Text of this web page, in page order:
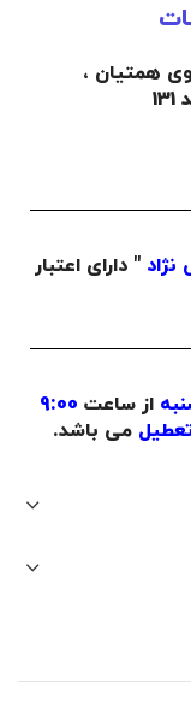
همتیان ،
" دارای اعتبار
از ساعت 9:00
می باشد.